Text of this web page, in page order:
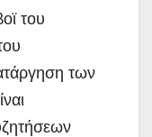
του
των